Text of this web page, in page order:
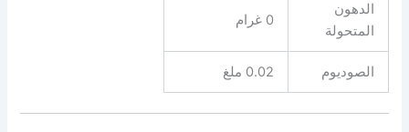
الدهون
المتحولة
0 غرام
الصوديوم 0.02 ملغ